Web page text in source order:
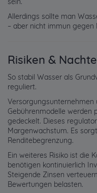
Allerdings sollte man
– aber nicht immun gegen
Risiken &
So stabil Wasser als
reguliert.
Versorgungsunternehmen
Gebührenmodelle werden
gedeckelt. Dieses
Margenwachstum. Es
Renditebegrenzung.
Ein weiteres Risiko ist die
benötigen kontinuierlich
Steigende Zinsen
Bewertungen belasten.